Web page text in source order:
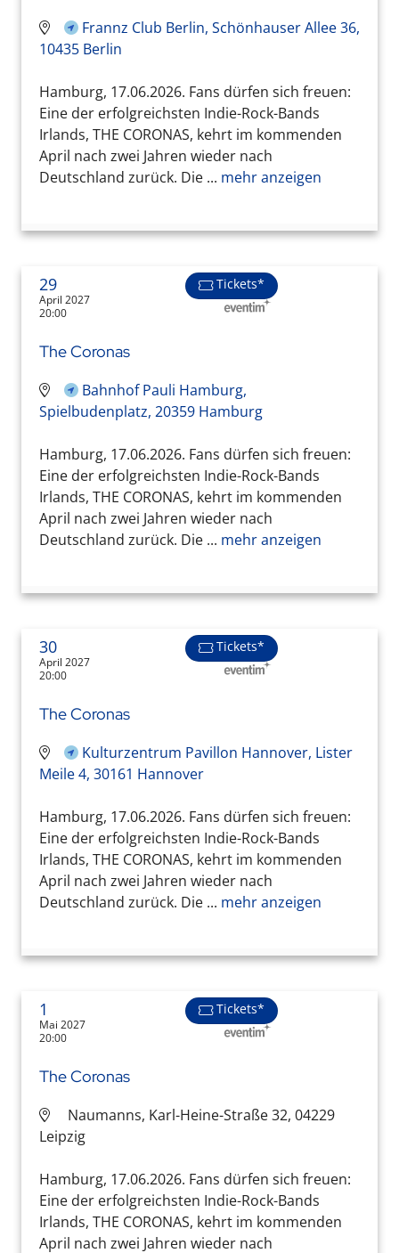
Frannz Club Berlin, Schönhauser Allee 36,
10435 Berlin
Hamburg, 17.06.2026. Fans dürfen sich freuen:
Eine der erfolgreichsten Indie-Rock-Bands
Irlands, THE CORONAS, kehrt im kommenden
April nach zwei Jahren wieder nach
Deutschland zurück. Die ... mehr anzeigen
29
April 2027
20:00
Tickets*
The Coronas
Bahnhof Pauli Hamburg,
Spielbudenplatz, 20359 Hamburg
Hamburg, 17.06.2026. Fans dürfen sich freuen:
Eine der erfolgreichsten Indie-Rock-Bands
Irlands, THE CORONAS, kehrt im kommenden
April nach zwei Jahren wieder nach
Deutschland zurück. Die ... mehr anzeigen
30
April 2027
20:00
Tickets*
The Coronas
Kulturzentrum Pavillon Hannover, Lister
Meile 4, 30161 Hannover
Hamburg, 17.06.2026. Fans dürfen sich freuen:
Eine der erfolgreichsten Indie-Rock-Bands
Irlands, THE CORONAS, kehrt im kommenden
April nach zwei Jahren wieder nach
Deutschland zurück. Die ... mehr anzeigen
1
Mai 2027
20:00
Tickets*
The Coronas
Naumanns, Karl-Heine-Straße 32, 04229
Leipzig
Hamburg, 17.06.2026. Fans dürfen sich freuen:
Eine der erfolgreichsten Indie-Rock-Bands
Irlands, THE CORONAS, kehrt im kommenden
April nach zwei Jahren wieder nach